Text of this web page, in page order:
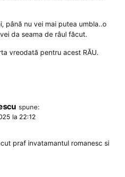
până nu vei mai putea umbla..o
da seama de râul făcut.
vreodată pentru acest RĂU.
spune:
la 22:12
praf invatamantul romanesc si